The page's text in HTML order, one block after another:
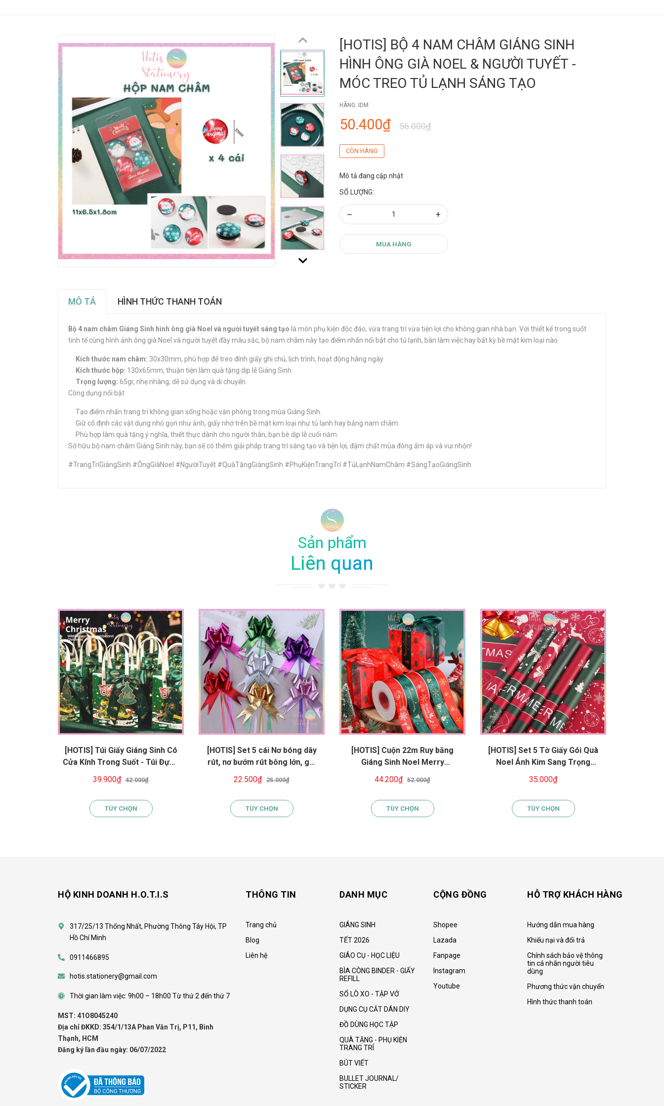
[HOTIS] BỘ 4 NAM CHÂM GIÁNG SINH
HÌNH ÔNG GIÀ NOEL & NGƯỜI TUYẾT -
MÓC TREO TỦ LẠNH SÁNG TẠO
HÃNG: IDM
50.400₫ 56.000₫
CÒN HÀNG
Mô tả đang cập nhật
SỐ LƯỢNG:
– +
MUA HÀNG
MÔ TẢ HÌNH THỨC THANH TOÁN
Bộ 4 nam châm Giáng Sinh hình ông già Noel và người tuyết sáng tạo là món phụ kiện độc đáo, vừa trang trí vừa tiện lợi cho không gian nhà bạn. Với thiết kế trong suốt
tinh tế cùng hình ảnh ông già Noel và người tuyết đầy màu sắc, bộ nam châm này tạo điểm nhấn nổi bật cho tủ lạnh, bàn làm việc hay bất kỳ bề mặt kim loại nào.
Kích thước nam châm: 30x30mm, phù hợp để treo đính giấy ghi chú, lịch trình, hoạt động hàng ngày
Kích thước hộp: 130x65mm, thuận tiện làm quà tặng dịp lễ Giáng Sinh.
Trọng lượng: 65gr, nhẹ nhàng, dễ sử dụng và di chuyển.
Công dụng nổi bật
Tạo điểm nhấn trang trí không gian sống hoặc văn phòng trong mùa Giáng Sinh.
Giữ cố định các vật dụng nhỏ gọn như ảnh, giấy nhớ trên bề mặt kim loại như tủ lạnh hay bảng nam châm.
Phù hợp làm quà tặng ý nghĩa, thiết thực dành cho người thân, bạn bè dịp lễ cuối năm.
Sở hữu bộ nam châm Giáng Sinh này, bạn sẽ có thêm giải pháp trang trí sáng tạo và tiện lợi, đậm chất mùa đông ấm áp và vui nhộn!
#TrangTríGiángSinh #ÔngGiàNoel #NgườiTuyết #QuàTặngGiángSinh #PhụKiệnTrangTrí #TủLạnhNamChâm #SángTạoGiángSinh
Sản phẩm
Liên quan
[HOTIS] Túi Giấy Giáng Sinh Có
Cửa Kính Trong Suốt - Túi Đựng
Quà Noel Sang Trọng, Kèm Phụ
Kiện Trang Trí
39.900₫ 42.000₫
TÙY CHỌN
[HOTIS] Set 5 cái Nơ bóng dây
rút, nơ bướm rút bông lớn, gói
quà sinh nhật, tiệc cưới, giỏ quà
tết, quà tặng khách hàng
22.500₫ 25.000₫
TÙY CHỌN
[HOTIS] Cuộn 22m Ruy băng
Giáng Sinh Noel Merry
Christmas màu xanh đỏ ánh
kim dùng để gói quà, làm nơ
44.200₫ 52.000₫
TÙY CHỌN
[HOTIS] Set 5 Tờ Giấy Gói Quà
Noel Ánh Kim Sang Trọng
57x57cm - Giấy Gói Quà Giáng
Sinh Cao Cấp Chống Thấm
35.000₫
TÙY CHỌN
HỘ KINH DOANH H.O.T.I.S
317/25/13 Thống Nhất, Phường Thông Tây Hội, TP
Hồ Chí Minh
0911466895
hotis.stationery@gmail.com
Thời gian làm việc: 9h00 – 18h00 Từ thứ 2 đến thứ 7
MST: 41O8045240
Địa chỉ ĐKKD: 354/1/13A Phan Văn Trị, P11, Bình
Thạnh, HCM
Đăng ký lần đầu ngày: 06/07/2022
THÔNG TIN
Trang chủ
Blog
Liên hệ
DANH MỤC
GIÁNG SINH
TẾT 2026
GIÁO CỤ - HỌC LIỆU
BÌA CÒNG BINDER - GIẤY
REFILL
SỔ LÒ XO - TẬP VỞ
DỤNG CỤ CẮT DÁN DIY
ĐỒ DÙNG HỌC TẬP
QUÀ TẶNG - PHỤ KIỆN
TRANG TRÍ
BÚT VIẾT
BULLET JOURNAL/
STICKER
CỘNG ĐỒNG
Shopee
Lazada
Fanpage
Instagram
Youtube
HỖ TRỢ KHÁCH HÀNG
Hướng dẫn mua hàng
Khiếu nại và đổi trả
Chính sách bảo vệ thông
tin cá nhân người tiêu
dùng
Phương thức vận chuyển
Hình thức thanh toán